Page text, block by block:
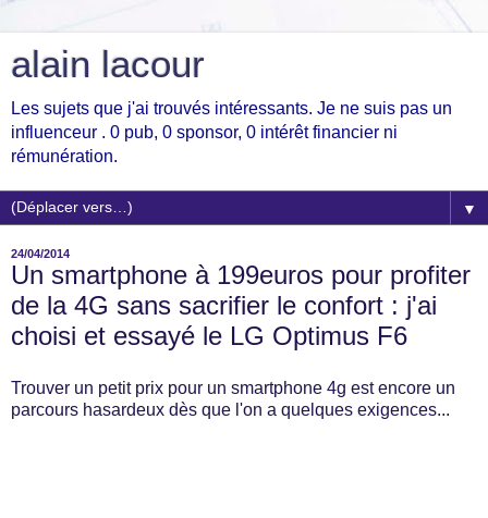
alain lacour
Les sujets que j'ai trouvés intéressants. Je ne suis pas un
influenceur . 0 pub, 0 sponsor, 0 intérêt financier ni
rémunération.
▼
24/04/2014
Un smartphone à 199euros pour profiter
de la 4G sans sacrifier le confort : j'ai
choisi et essayé le LG Optimus F6
Trouver un petit prix pour un smartphone 4g est encore un
parcours hasardeux dès que l'on a quelques exigences...